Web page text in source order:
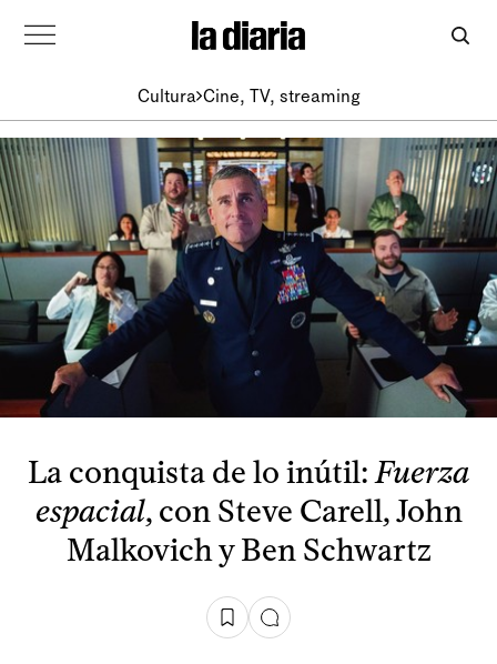
Cultura Cine, TV, streaming
La conquista de lo inútil:Fuerza
espacial, con Steve Carell, John
Malkovich y Ben Schwartz